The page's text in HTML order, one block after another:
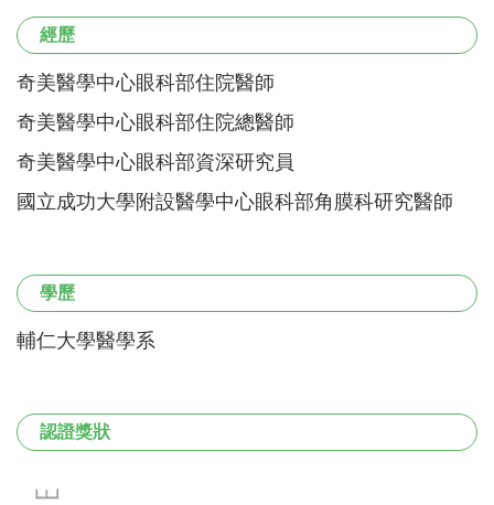
經歷
奇美醫學中心眼科部住院醫師
奇美醫學中心眼科部住院總醫師
奇美醫學中心眼科部資深研究員
國立成功大學附設醫學中心眼科部角膜科研究醫師
學歷
輔仁大學醫學系
認證獎狀